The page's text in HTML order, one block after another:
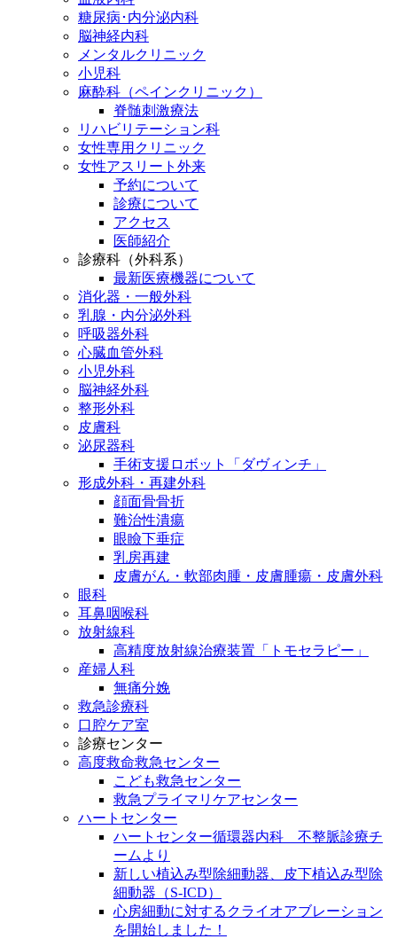
糖尿病･内分泌内科
脳神経内科
メンタルクリニック
小児科
麻酔科（ペインクリニック）
脊髄刺激療法
リハビリテーション科
女性専用クリニック
女性アスリート外来
予約について
診療について
アクセス
医師紹介
診療科（外科系）
最新医療機器について
消化器・一般外科
乳腺・内分泌外科
呼吸器外科
心臓血管外科
小児外科
脳神経外科
整形外科
皮膚科
泌尿器科
手術支援ロボット「ダヴィンチ」
形成外科・再建外科
顔面骨骨折
難治性潰瘍
眼瞼下垂症
乳房再建
皮膚がん・軟部肉腫・皮膚腫瘍・皮膚外科
眼科
耳鼻咽喉科
放射線科
高精度放射線治療装置「トモセラピー」
産婦人科
無痛分娩
救急診療科
口腔ケア室
診療センター
高度救命救急センター
こども救急センター
救急プライマリケアセンター
ハートセンター
ハートセンター循環器内科 不整脈診療チ
ームより
新しい植込み型除細動器、皮下植込み型除
細動器（S-ICD）
心房細動に対するクライオアブレーション
を開始しました！